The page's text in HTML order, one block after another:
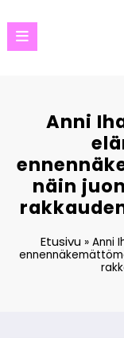
to
content
Anni
näin
Etusivu» Anni